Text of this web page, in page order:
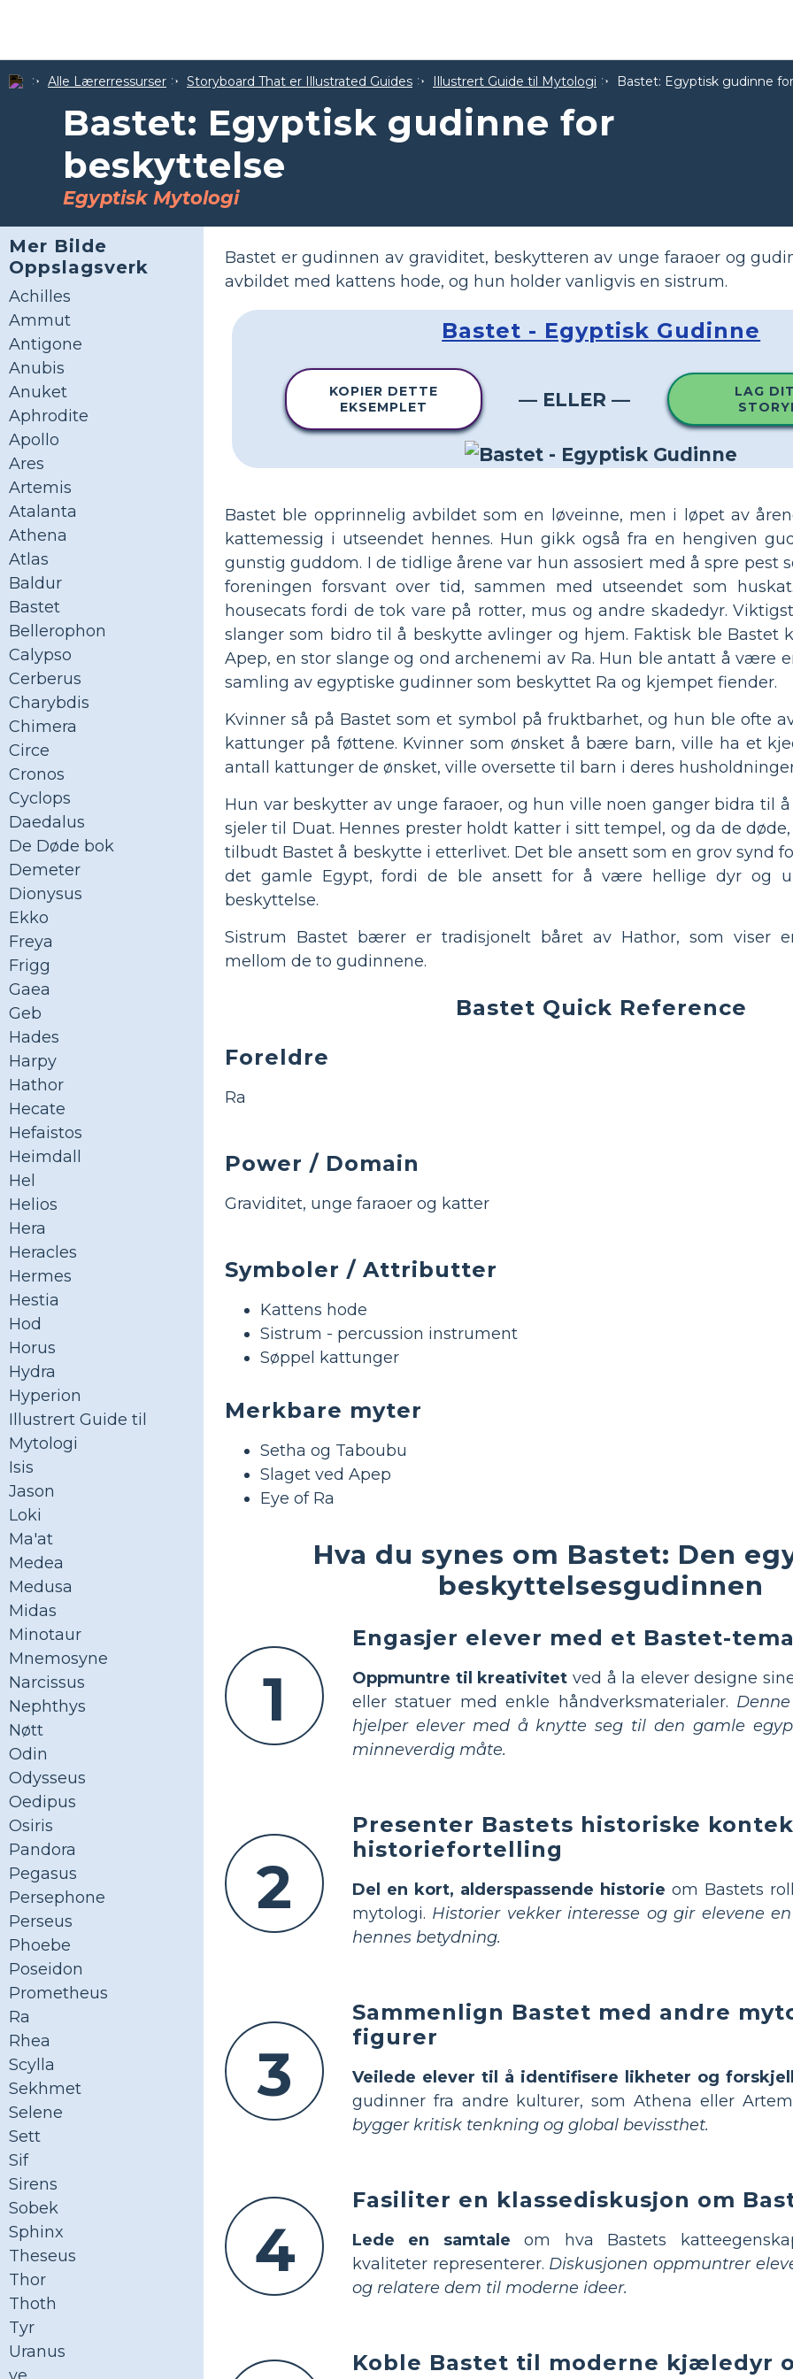
Alle Lærerressurser Storyboard That er Illustrated Guides Illustrert Guide til Mytologi Bastet: Egyptisk gudinne
Bastet: Egyptisk gudinne for
beskyttelse
Egyptisk Mytologi
Mer Bilde
Oppslagsverk
Achilles
Ammut
Antigone
Anubis
Anuket
Aphrodite
Apollo
Ares
Artemis
Atalanta
Athena
Atlas
Baldur
Bastet
Bellerophon
Calypso
Cerberus
Charybdis
Chimera
Circe
Cronos
Cyclops
Daedalus
De Døde bok
Demeter
Dionysus
Ekko
Freya
Frigg
Gaea
Geb
Hades
Harpy
Hathor
Hecate
Hefaistos
Heimdall
Hel
Helios
Hera
Heracles
Hermes
Hestia
Hod
Horus
Hydra
Hyperion
Illustrert Guide til
Mytologi
Isis
Jason
Loki
Ma'at
Medea
Medusa
Midas
Minotaur
Mnemosyne
Narcissus
Nephthys
Nøtt
Odin
Odysseus
Oedipus
Osiris
Pandora
Pegasus
Persephone
Perseus
Phoebe
Poseidon
Prometheus
Ra
Rhea
Scylla
Sekhmet
Selene
Sett
Sif
Sirens
Sobek
Sphinx
Theseus
Thor
Thoth
Tyr
Uranus
Bastet er gudinnen av graviditet, beskytteren av unge faraoer og
avbildet med kattens hode, og hun holder vanligvis en sistrum.
Bastet - Egyptisk Gudinne
KOPIER DETTE
EKSEMPLET
— ELLER —
LAG
Bastet ble opprinnelig avbildet som en løveinne, men i løpet av
kattemessig i utseendet hennes. Hun gikk også fra en hengiven
gunstig guddom. I de tidlige årene var hun assosiert med å spre pest
foreningen forsvant over tid, sammen med utseendet som
housecats fordi de tok vare på rotter, mus og andre skadedyr.
slanger som bidro til å beskytte avlinger og hjem. Faktisk ble Bastet
Apep, en stor slange og ond archenemi av Ra. Hun ble antatt å være
samling av egyptiske gudinner som beskyttet Ra og kjempet fiender.
Kvinner så på Bastet som et symbol på fruktbarhet, og hun ble ofte
kattunger på føttene. Kvinner som ønsket å bære barn, ville ha et
antall kattunger de ønsket, ville oversette til barn i deres
Hun var beskytter av unge faraoer, og hun ville noen ganger bidra til
sjeler til Duat. Hennes prester holdt katter i sitt tempel, og da de
tilbudt Bastet å beskytte i etterlivet. Det ble ansett som en grov synd
det gamle Egypt, fordi de ble ansett for å være hellige dyr og
beskyttelse.
Sistrum Bastet bærer er tradisjonelt båret av Hathor, som viser
mellom de to gudinnene.
Bastet Quick Reference
Foreldre
Ra
Power / Domain
Graviditet, unge faraoer og katter
Symboler / Attributter
Kattens hode
Sistrum - percussion instrument
Søppel kattunger
Merkbare myter
Setha og Taboubu
Slaget ved Apep
Eye of Ra
Hva du synes om Bastet: Den
beskyttelsesgudinnen
1
Engasjer elever med et Bastet-
Oppmuntre til kreativitet ved å la elever designe
eller statuer med enkle håndverksmaterialer.
hjelper elever med å knytte seg til den gamle
minneverdig måte.
2
Presenter Bastets historiske
historiefortelling
Del en kort, alderspassende historie om Bastets
mytologi. Historier vekker interesse og gir elevene
hennes betydning.
3
Sammenlign Bastet med andre
figurer
Veilede elever til å identifisere likheter og
gudinner fra andre kulturer, som Athena eller
bygger kritisk tenkning og global bevissthet.
4
Fasiliter en klassediskusjon om
Lede en samtale om hva Bastets
kvaliteter representerer. Diskusjonen oppmuntrer
og relatere dem til moderne ideer.
Koble Bastet til moderne kjæledyr